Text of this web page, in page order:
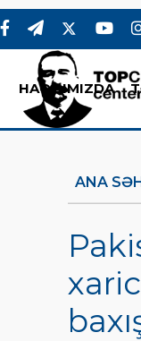
HAQQIMIZDA
ANA